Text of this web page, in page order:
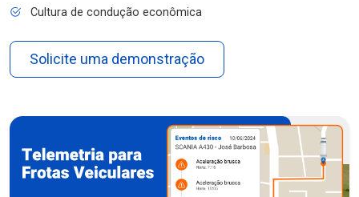
Cultura de condução econômica
Solicite uma demonstração